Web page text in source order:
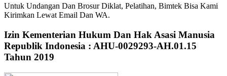
Untuk Undangan Dan Brosur Diklat, Pelatihan, Bimtek Bisa Kami
Kirimkan Lewat Email Dan WA.
Izin Kementerian Hukum Dan Hak Asasi Manusia
Republik Indonesia : AHU-0029293-AH.01.15
Tahun 2019